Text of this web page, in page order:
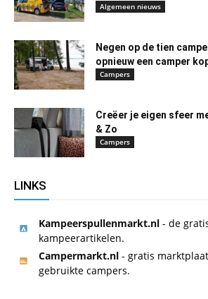
Algemeen nieuws
Negen op de tien
opnieuw een camper
Campers
Creëer je eigen sfeer
& Zo
Campers
LINKS
Kampeerspullenmarkt.nl - de
kampeerartikelen.
Campermarkt.nl - gratis
gebruikte campers.